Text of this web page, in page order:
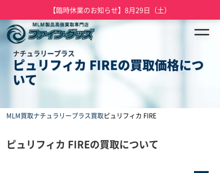
【臨時休業のお知らせ】8月29日（土）
ナチュラリープラス
ピュリフィカ FIREの買取価格につ
いて
MLM買取ナチュラリープラス買取ピュリフィカ FIRE
ピュリフィカ FIREの買取について